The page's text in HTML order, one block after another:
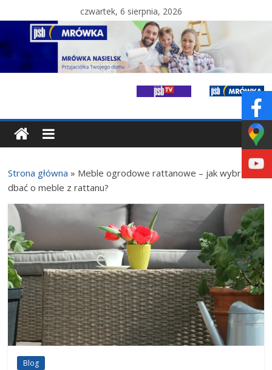
czwartek, 6 sierpnia, 2026
Strona główna » Meble ogrodowe rattanowe – jak wybrać i
dbać o meble z rattanu?
Blog